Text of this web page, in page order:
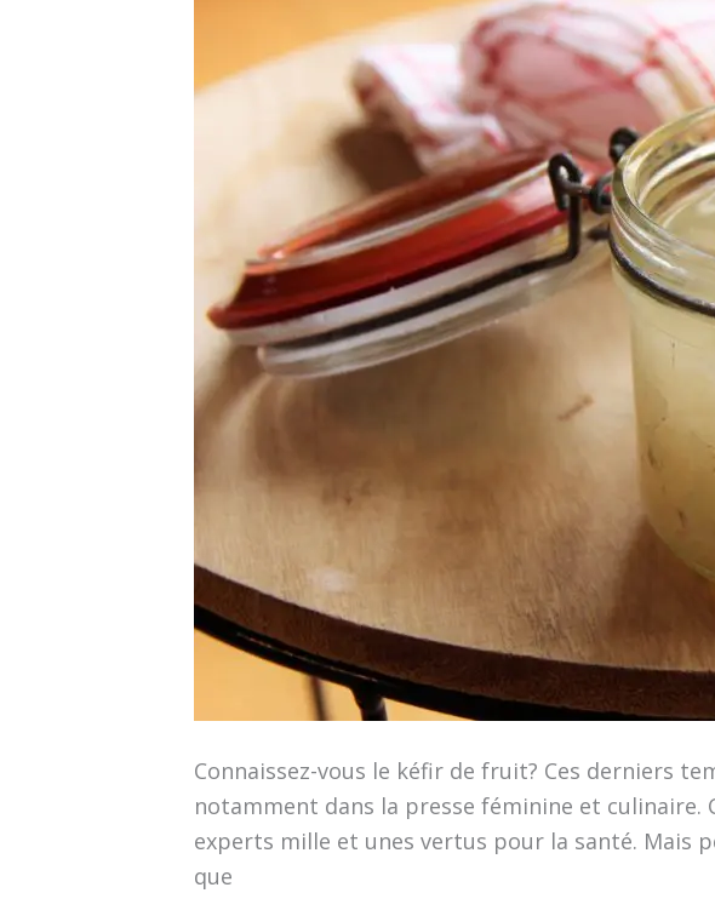
Connaissez-vous le kéfir de fruit? Ces derniers
notamment dans la presse féminine et
experts mille et unes vertus pour la santé. Mais
que
« Maison »
(boisson
Fermentée)